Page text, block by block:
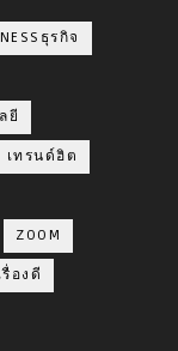
ธุรกิจ
ยี
เทรนด์ฮิต
ZOOM
รื่องดี